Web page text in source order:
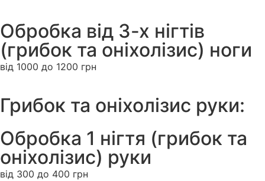
Обробка від 3-х нігтів
(грибок та оніхолізис) ноги
від 1000 до 1200 грн
Грибок та оніхолізис руки:
Обробка 1 нігтя (грибок та
оніхолізис) руки
від 300 до 400 грн